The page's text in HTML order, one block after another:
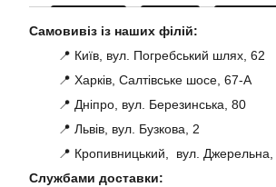
Самовивіз із наших філій:
📍 Київ, вул. Погребський шлях, 62
📍 Харків, Салтівське шосе, 67-А
📍 Дніпро, вул. Березинська, 80
📍 Львів, вул. Бузкова, 2
📍 Кропивницький, вул. Джерельна,
Службами доставки: